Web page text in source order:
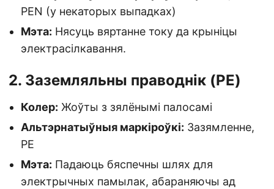
PEN (у некаторых выпадках)
Мэта: Нясуць вяртанне току да крыніцы
электрасілкавання.
2. Заземляльны праводнік (PE)
Колер: Жоўты з зялёнымі палосамі
Альтэрнатыўныя маркіроўкі: Зазямленне,
PE
Мэта: Падаюць бяспечны шлях для
электрычных памылак, абараняючы ад